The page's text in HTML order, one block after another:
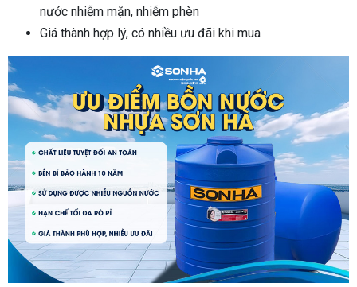
nước nhiễm mặn, nhiễm phèn
Giá thành hợp lý, có nhiều ưu đãi khi mua